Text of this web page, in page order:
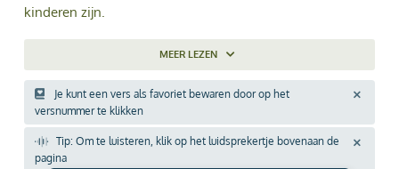
kinderen zijn.
MEER LEZEN
Je kunt een vers als favoriet bewaren door op het
versnummer te klikken
Tip: Om te luisteren, klik op het luidsprekertje bovenaan de
pagina